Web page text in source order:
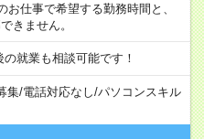
仕事で希望する勤務時間と、
きません。
就業も相談可能です！
集/電話対応なし/パソコンスキル